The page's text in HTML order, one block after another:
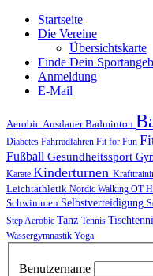
Startseite
Die Vereine
Übersichtskarte
Finde Dein
Anmeldung
E-Mail
Aerobic AusdauerBadminton
Diabetes Fahrradfahren Fit for Fun
Fußball Gesundheitssport
Karate Kinderturnen
Leichtathletik Nordic Walking OT
Schwimmen Selbstverteidigung
Step Aerobic Tanz Tennis
Wassergymnastik Yoga
Benutzername